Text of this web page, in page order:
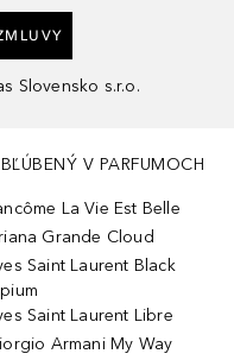
Slovensko s.r.o.
V PARFUMOCH
La Vie Est Belle
Grande Cloud
Saint Laurent Black
Saint Laurent Libre
Armani My Way